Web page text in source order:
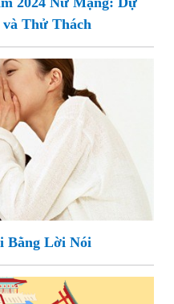
Thử Thách
Bằng Lời Nói